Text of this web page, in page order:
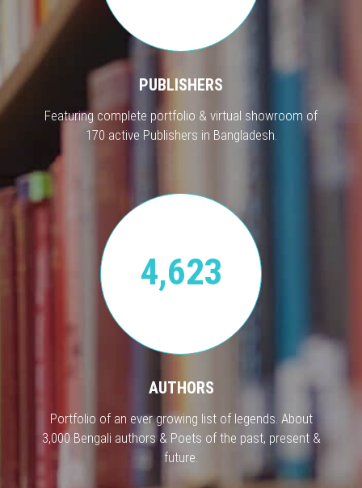
PUBLISHERS
Featuring complete portfolio & virtual showroom of
170 active Publishers in Bangladesh.
4,623
AUTHORS
Portfolio of an ever growing list of legends. About
3,000 Bengali authors & Poets of the past, present &
future.